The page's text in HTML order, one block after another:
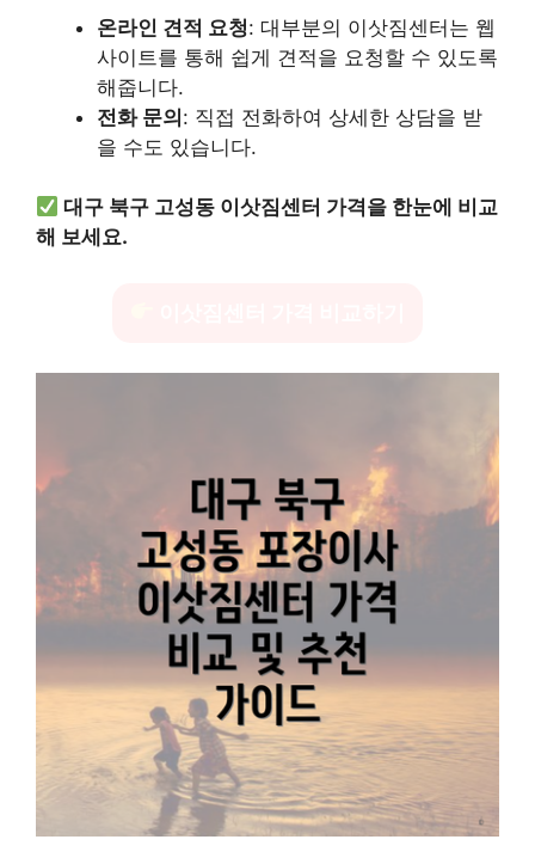
온라인 견적 요청: 대부분의 이삿짐센터는 웹
사이트를 통해 쉽게 견적을 요청할 수 있도록
해줍니다.
전화 문의: 직접 전화하여 상세한 상담을 받
을 수도 있습니다.
대구 북구 고성동 이삿짐센터 가격을 한눈에 비교
해 보세요.